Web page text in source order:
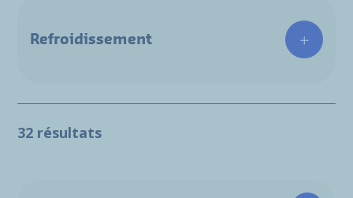
Refroidissement
32 résultats